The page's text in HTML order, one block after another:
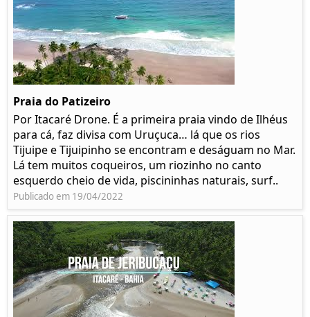
Praia do Patizeiro
Por Itacaré Drone. É a primeira praia vindo de Ilhéus
para cá, faz divisa com Uruçuca… lá que os rios
Tijuipe e Tijuipinho se encontram e deságuam no Mar.
Lá tem muitos coqueiros, um riozinho no canto
esquerdo cheio de vida, piscininhas naturais, surf..
Publicado em 19/04/2022